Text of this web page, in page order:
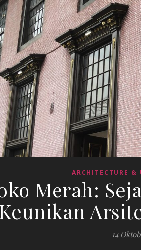
ARCHITECTURE &
Merah:
14